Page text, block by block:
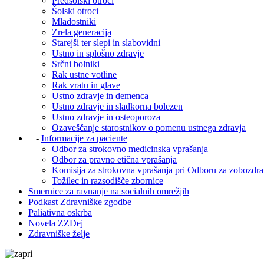
Šolski otroci
Mladostniki
Zrela generacija
Starejši ter slepi in slabovidni
Ustno in splošno zdravje
Srčni bolniki
Rak ustne votline
Rak vratu in glave
Ustno zdravje in demenca
Ustno zdravje in sladkorna bolezen
Ustno zdravje in osteoporoza
Ozaveščanje starostnikov o pomenu ustnega zdravja
+ - Informacije za paciente
Odbor za strokovno medicinska vprašanja
Odbor za pravno etična vprašanja
Komisija za strokovna vprašanja pri Odboru za
Tožilec in razsodišče zbornice
Smernice za ravnanje na socialnih omrežjih
Podkast Zdravniške zgodbe
Paliativna oskrba
Novela ZZDej
Zdravniške želje